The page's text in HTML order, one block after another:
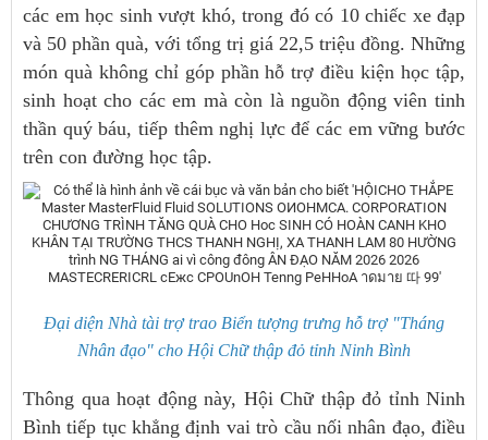
các em học sinh vượt khó, trong đó có 10 chiếc xe đạp
và 50 phần quà, với tổng trị giá 22,5 triệu đồng. Những
món quà không chỉ góp phần hỗ trợ điều kiện học tập,
sinh hoạt cho các em mà còn là nguồn động viên tinh
thần quý báu, tiếp thêm nghị lực để các em vững bước
trên con đường học tập.
Đại diện Nhà tài trợ trao Biển tượng trưng hỗ trợ "Tháng
Nhân đạo" cho Hội Chữ thập đỏ tỉnh Ninh Bình
Thông qua hoạt động này, Hội Chữ thập đỏ tỉnh Ninh
Bình tiếp tục khẳng định vai trò cầu nối nhân đạo, điều